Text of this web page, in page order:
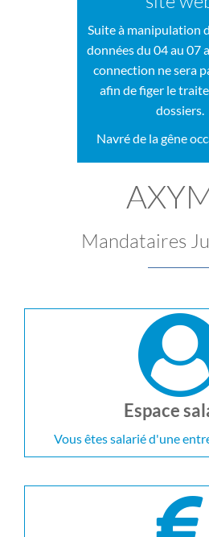
Suite à manipulation
données du 04 au 07
connection ne sera
afin de figer le
dossiers.
Navré de la gêne
Mandataires
Espace
Vous êtes salarié d'une